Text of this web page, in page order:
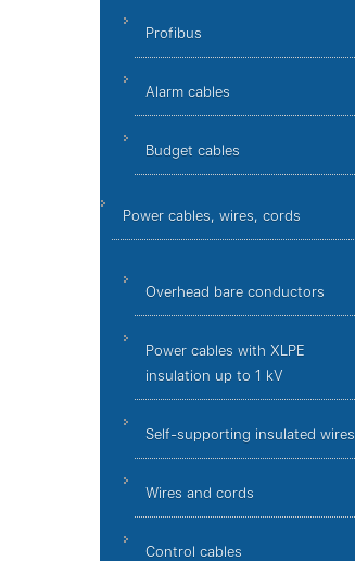
Profibus
Alarm cables
Budget cables
Power cables, wires, cords
Overhead bare conductors
Power cables with XLPE
insulation up to 1 kV
Self-supporting insulated wires
Wires and cords
Control cables